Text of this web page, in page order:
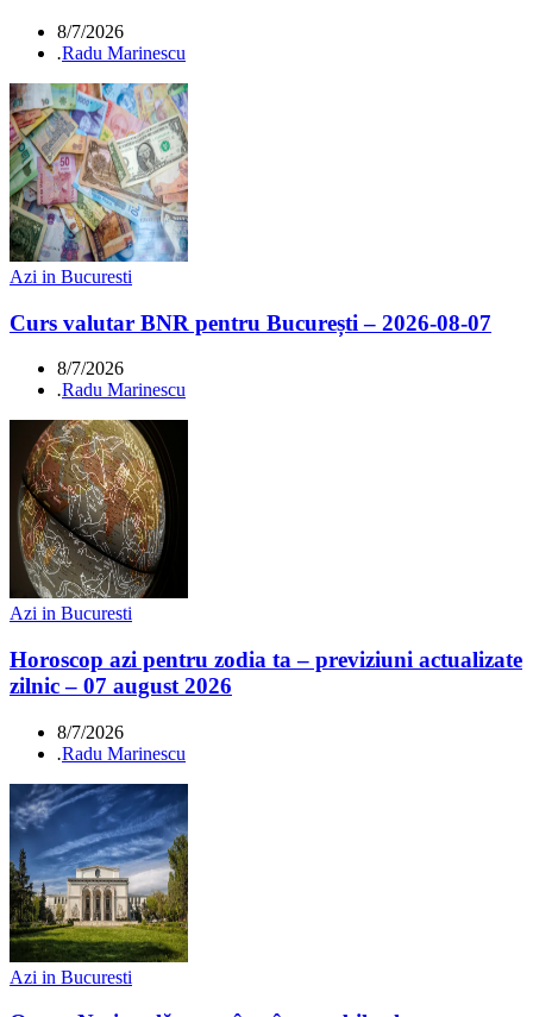
8/7/2026
.Radu Marinescu
Azi in Bucuresti
Curs valutar BNR pentru București – 2026-08-07
8/7/2026
.Radu Marinescu
Azi in Bucuresti
Horoscop azi pentru zodia ta – previziuni actualizate
zilnic – 07 august 2026
8/7/2026
.Radu Marinescu
Azi in Bucuresti